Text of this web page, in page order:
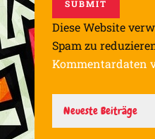
Diese Website
Spam zu
Kommentardaten
Neueste Beiträge